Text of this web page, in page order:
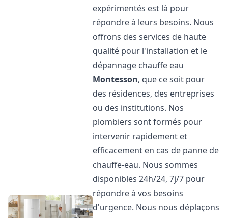
expérimentés est là pour
répondre à leurs besoins. Nous
offrons des services de haute
qualité pour l'installation et le
dépannage chauffe eau
Montesson, que ce soit pour
des résidences, des entreprises
ou des institutions. Nos
plombiers sont formés pour
intervenir rapidement et
efficacement en cas de panne de
chauffe-eau. Nous sommes
disponibles 24h/24, 7j/7 pour
répondre à vos besoins
d'urgence. Nous nous déplaçons